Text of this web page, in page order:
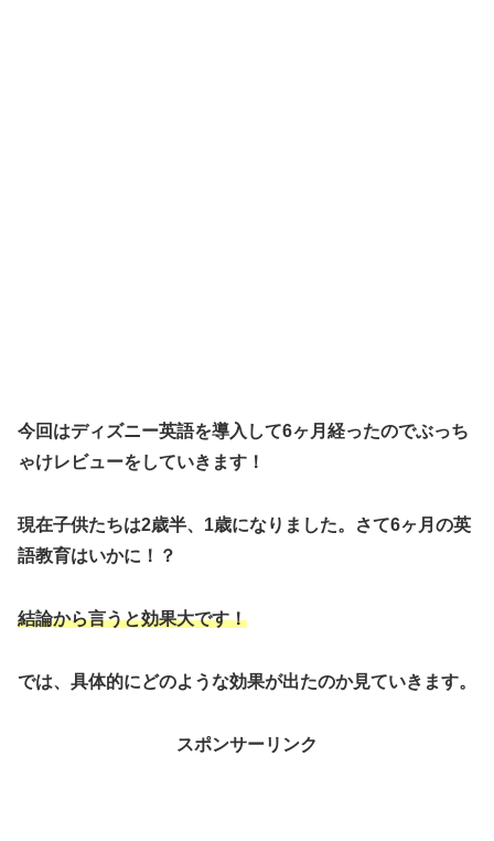
今回はディズニー英語を導入して6ヶ月経ったのでぶっち
ゃけレビューをしていきます！
現在子供たちは2歳半、1歳になりました。さて6ヶ月の英
語教育はいかに！？
結論から言うと効果大です！
では、具体的にどのような効果が出たのか見ていきます。
スポンサーリンク